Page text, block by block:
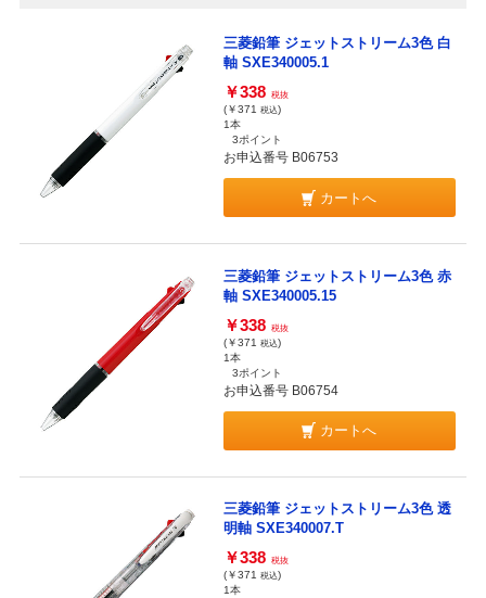
三菱鉛筆 ジェットストリーム3色 白
軸 SXE340005.1
￥338 税抜
(￥371 税込)
1本
3ポイント
お申込番号 B06753
カートへ
三菱鉛筆 ジェットストリーム3色 赤
軸 SXE340005.15
￥338 税抜
(￥371 税込)
1本
3ポイント
お申込番号 B06754
カートへ
三菱鉛筆 ジェットストリーム3色 透
明軸 SXE340007.T
￥338 税抜
(￥371 税込)
1本